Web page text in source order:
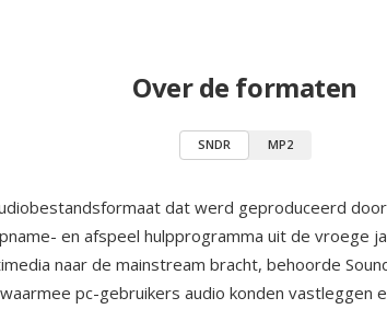
Over de formaten
SNDR MP2
dat werd geproduceerd
en afspeel hulpprogramma uit de vroege
naar de mainstream bracht, behoorde
pc-gebruikers audio konden vastleggen